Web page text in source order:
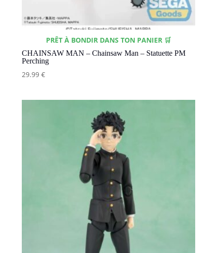
PRÊT À BONDIR DANS TON PANIER 🛒
CHAINSAW MAN – Chainsaw Man – Statuette PM
Perching
29.99 €